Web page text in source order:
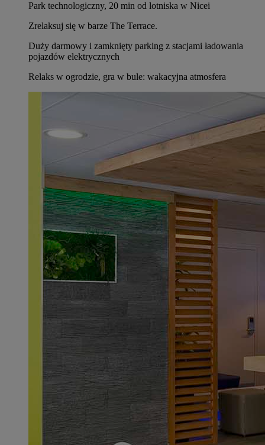
Park technologiczny, 20 min od lotniska w Nicei
Zrelaksuj się w barze The Terrace.
Duży darmowy i zamknięty parking z stacjami ładowania
pojazdów elektrycznych
Relaks w ogrodzie, gra w bule: wakacyjna atmosfera